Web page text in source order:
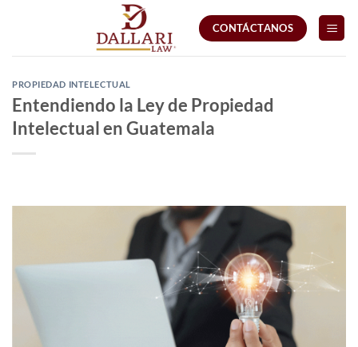
CONTÁCTANOS
PROPIEDAD INTELECTUAL
Entendiendo la Ley de Propiedad
Intelectual en Guatemala